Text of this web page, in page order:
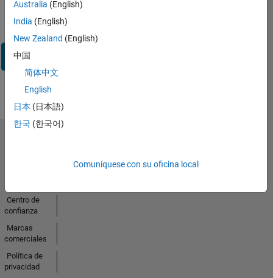
su
contraseña?
Iniciar
sesión
Australia (English)
India (English)
New Zealand (English)
中国
简体中文
English
日本 (日本語)
한국 (한국어)
Comuníquese con su oficina local
Centro de
confianza
Marcas
comerciales
Política de
privacidad